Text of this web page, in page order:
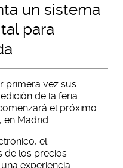
un sistema
para
primera vez sus
de la feria
el próximo
en Madrid.
el
de los precios
experiencia